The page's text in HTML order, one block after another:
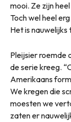
mooi. Ze zijn
Toch wel heel
Het is nauwelijks
Pleijsier roemde
de serie kreeg.
Amerikaans
We kregen die
moesten we
zaten er